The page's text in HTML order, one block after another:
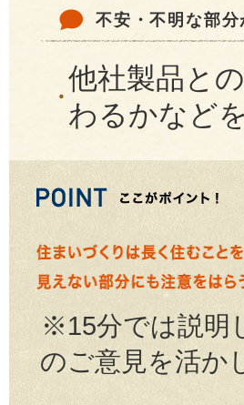
不安・不明な部分
他社製品と
わるかなど
※15分では説明
のご意見を活か